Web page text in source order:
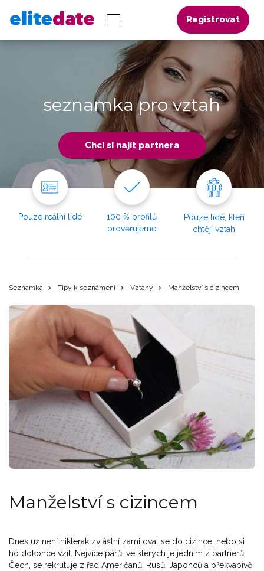
Registrovat
seznamka pro vztah
Chci si najít partnera
Pouze reální lidé
100 % profilů
prověřujeme
Pouze lidé, kteří
chtějí vztah
Seznamka Tipy k seznámení Vztahy Manželství s cizincem
Manželství s cizincem
Dnes už není nikterak zvláštní zamilovat se do cizince, nebo si
ho dokonce vzít. Nejvíce párů, ve kterých je jedním z partnerů
Čech, se rekrutuje z řad Američanů, Rusů, Japonců a překvapivě